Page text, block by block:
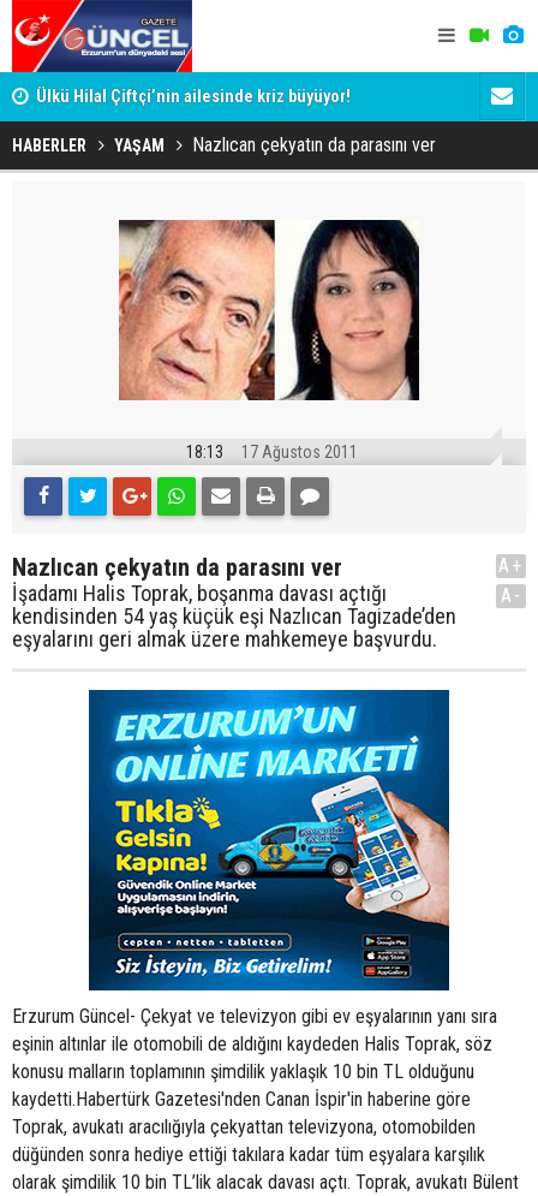
Ülkü Hilal Çiftçi’nin ailesinde kriz büyüyor!
HABERLER YAŞAM Nazlıcan çekyatın da parasını ver
18:13 17 Ağustos 2011
Nazlıcan çekyatın da parasını ver
İşadamı Halis Toprak, boşanma davası açtığı
kendisinden 54 yaş küçük eşi Nazlıcan Tagizade’den
eşyalarını geri almak üzere mahkemeye başvurdu.
A+
A-
Erzurum Güncel- Çekyat ve televizyon gibi ev eşyalarının yanı sıra
eşinin altınlar ile otomobili de aldığını kaydeden Halis Toprak, söz
konusu malların toplamının şimdilik yaklaşık 10 bin TL olduğunu
kaydetti.Habertürk Gazetesi'nden Canan İspir'in haberine göre
Toprak, avukatı aracılığıyla çekyattan televizyona, otomobilden
düğünden sonra hediye ettiği takılara kadar tüm eşyalara karşılık
olarak şimdilik 10 bin TL’lik alacak davası açtı. Toprak, avukatı Bülent